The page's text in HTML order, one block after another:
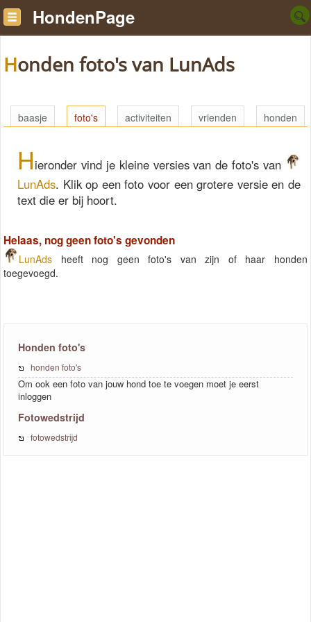
HondenPage
Honden foto's van LunAds
baasje foto's activiteiten vrienden honden
Hieronder vind je kleine versies van de foto's van
LunAds. Klik op een foto voor een grotere versie en de
text die er bij hoort.
Helaas, nog geen foto's gevonden
LunAds heeft nog geen foto's van zijn of haar honden
toegevoegd.
Honden foto's
honden foto's
Om ook een foto van jouw hond toe te voegen moet je eerst
inloggen
Fotowedstrijd
fotowedstrijd